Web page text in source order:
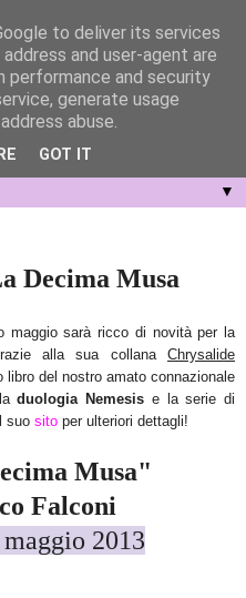
▼
Decima Musa
maggio sarà ricco di novità per la
alla sua collana Chrysalide
del nostro amato connazionale
laduologia Nemesis e la serie di
suo sito per ulteriori dettagli!
Musa"
Falconi
maggio 2013
to deliver its services
and user-agent are
performance and security
generate usage
abuse.
GOT IT